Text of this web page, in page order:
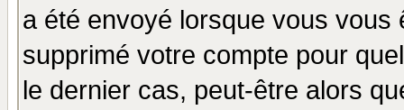
a été envoyé lorsque vous
supprimé votre compte pour
le dernier cas, peut-être alors